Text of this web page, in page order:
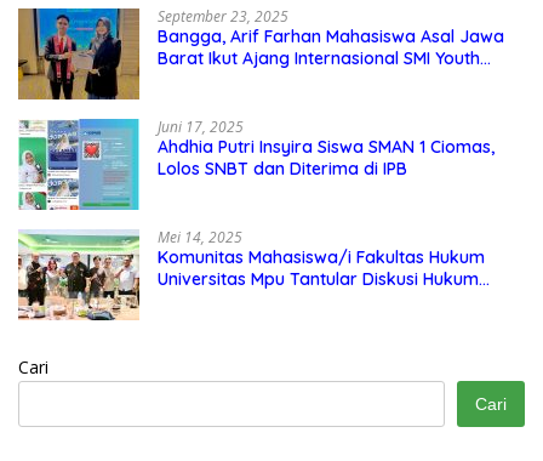
September 23, 2025
Bangga, Arif Farhan Mahasiswa Asal Jawa
Barat Ikut Ajang Internasional SMI Youth
Juni 17, 2025
Ahdhia Putri Insyira Siswa SMAN 1 Ciomas,
Lolos SNBT dan Diterima di IPB
Mei 14, 2025
Komunitas Mahasiswa/i Fakultas Hukum
Universitas Mpu Tantular Diskusi Hukum
Cari
Cari